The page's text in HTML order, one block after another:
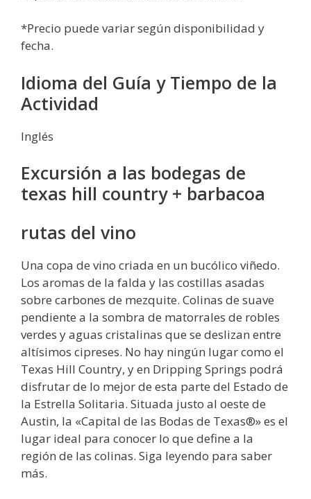
*Precio puede variar según disponibilidad y
fecha.
Idioma del Guía y Tiempo de la
Actividad
Inglés
Excursión a las bodegas de
texas hill country + barbacoa
rutas del vino
Una copa de vino criada en un bucólico viñedo.
Los aromas de la falda y las costillas asadas
sobre carbones de mezquite. Colinas de suave
pendiente a la sombra de matorrales de robles
verdes y aguas cristalinas que se deslizan entre
altísimos cipreses. No hay ningún lugar como el
Texas Hill Country, y en Dripping Springs podrá
disfrutar de lo mejor de esta parte del Estado de
la Estrella Solitaria. Situada justo al oeste de
Austin, la «Capital de las Bodas de Texas®» es el
lugar ideal para conocer lo que define a la
región de las colinas. Siga leyendo para saber
más.